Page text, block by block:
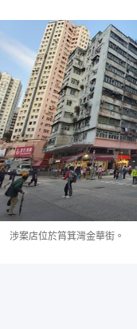
涉案店位於筲箕灣金華街。